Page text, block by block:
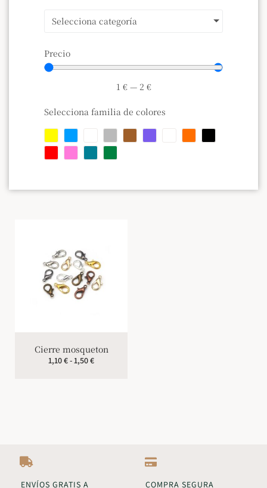
Selecciona categoría
Precio
1 €— 2€
Selecciona familia de colores
Cierre mosqueton
1,10€- 1,50€
ENVÍOS GRATIS A COMPRA SEGURA